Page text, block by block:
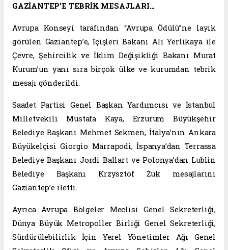
GAZİANTEP’E TEBRİK MESAJLARI…
Avrupa Konseyi tarafından “Avrupa Ödülü”ne layık
görülen Gaziantep’e, İçişleri Bakanı Ali Yerlikaya ile
Çevre, Şehircilik ve İklim Değişikliği Bakanı Murat
Kurum’un yanı sıra birçok ülke ve kurumdan tebrik
mesajı gönderildi.
Saadet Partisi Genel Başkan Yardımcısı ve İstanbul
Milletvekili Mustafa Kaya, Erzurum Büyükşehir
Belediye Başkanı Mehmet Sekmen, İtalya’nın Ankara
Büyükelçisi Giorgio Marrapodi, İspanya’dan Terrassa
Belediye Başkanı Jordi Ballart ve Polonya’dan Lublin
Belediye Başkanı Krzysztof Żuk mesajlarını
Gaziantep’e iletti.
Ayrıca Avrupa Bölgeler Meclisi Genel Sekreterliği,
Dünya Büyük Metropoller Birliği Genel Sekreterliği,
Sürdürülebilirlik İçin Yerel Yönetimler Ağı Genel